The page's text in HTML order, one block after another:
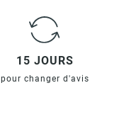
15 JOURS
pour changer d'avis